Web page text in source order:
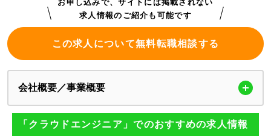
お申し込みで、サイトには掲載されない
求人情報のご紹介も可能です
この求人について無料転職相談する
会社概要／事業概要
「クラウドエンジニア」でのおすすめの求人情報